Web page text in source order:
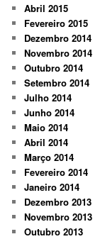
Abril 2015
Fevereiro 2015
Dezembro 2014
Novembro 2014
Outubro 2014
Setembro 2014
Julho 2014
Junho 2014
Maio 2014
Abril 2014
Março 2014
Fevereiro 2014
Janeiro 2014
Dezembro 2013
Novembro 2013
Outubro 2013